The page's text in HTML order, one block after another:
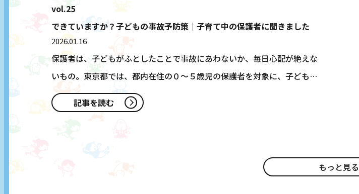
vol.25
できていますか？子どもの事故予防策｜子育て中の保護者に聞きました
2026.01.16
保護者は、子どもがふとしたことで事故にあわないか、毎日心配が絶えな
いもの。東京都では、都内在住の０～５歳児の保護者を対象に、子どもの
事故…
記事を読む
もっと見る